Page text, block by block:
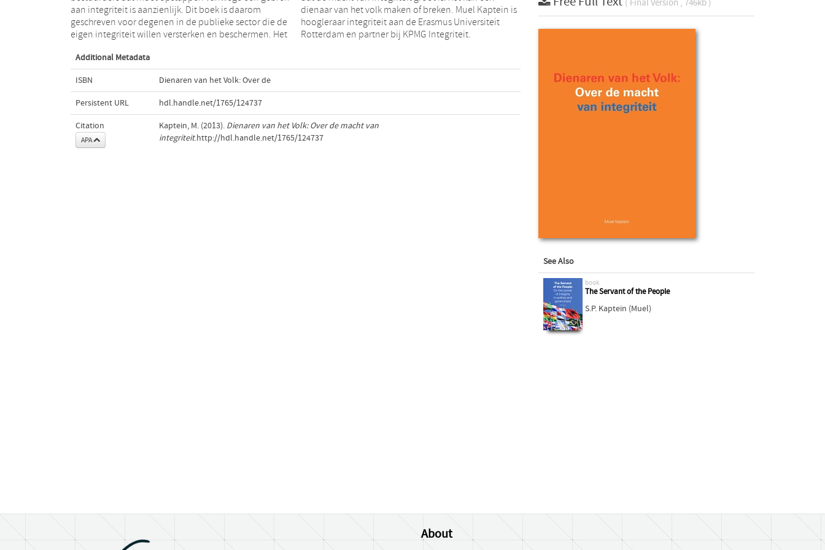
aan integriteit is aanzienlijk. Dit boek is daarom
geschreven voor degenen in de publieke sector die de
eigen integriteit willen versterken en beschermen. Het
dienaar van het volk maken of breken. Muel Kaptein is
hoogleraar integriteit aan de Erasmus Universiteit
Rotterdam en partner bij KPMG Integriteit.
Additional Metadata
ISBN Dienaren van het Volk: Over de
Persistent URL hdl.handle.net/1765/124737
Citation
APA
Kaptein, M. (2013). Dienaren van het Volk: Over de macht van
integriteit.http://hdl.handle.net/1765/124737
( Final Version , 746kb )
See Also
book
The Servant of the People
S.P. Kaptein (Muel)
About